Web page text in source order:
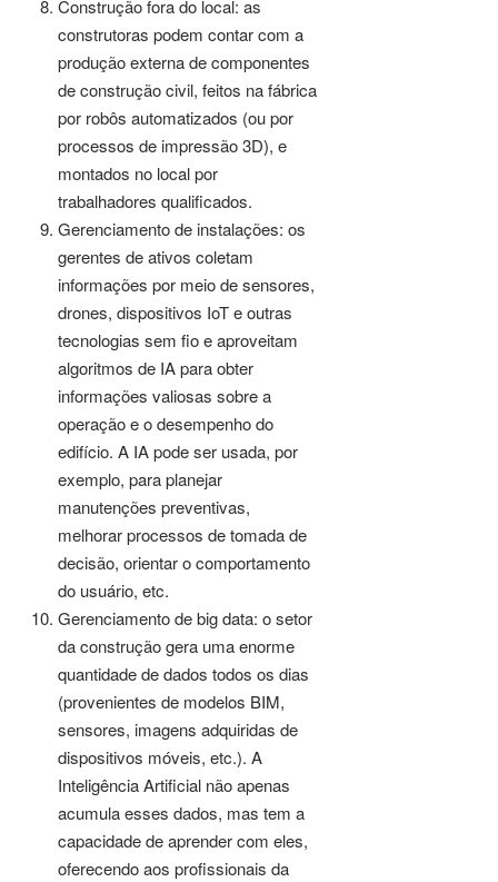
Construção fora do local: as
construtoras podem contar com a
produção externa de componentes
de construção civil, feitos na fábrica
por robôs automatizados (ou por
processos de impressão 3D), e
montados no local por
trabalhadores qualificados.
Gerenciamento de instalações: os
gerentes de ativos coletam
informações por meio de sensores,
drones, dispositivos IoT e outras
tecnologias sem fio e aproveitam
algoritmos de IA para obter
informações valiosas sobre a
operação e o desempenho do
edifício. A IA pode ser usada, por
exemplo, para planejar
manutenções preventivas,
melhorar processos de tomada de
decisão, orientar o comportamento
do usuário, etc.
Gerenciamento de big data: o setor
da construção gera uma enorme
quantidade de dados todos os dias
(provenientes de modelos BIM,
sensores, imagens adquiridas de
dispositivos móveis, etc.). A
Inteligência Artificial não apenas
acumula esses dados, mas tem a
capacidade de aprender com eles,
oferecendo aos profissionais da